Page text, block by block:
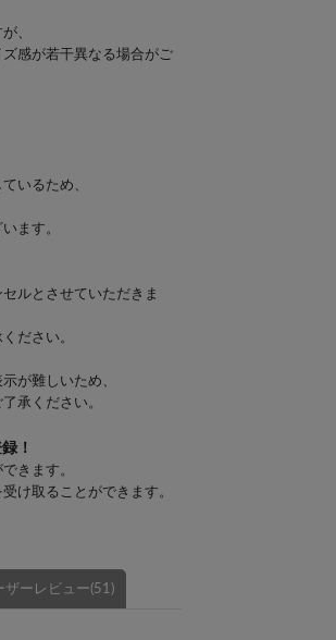
、
感が若干異なる場合がご
いるため、
ます。
ルとさせていただきま
ださい。
が難しいため、
承ください。
！
きます。
け取ることができます。
ザーレビュー(51)